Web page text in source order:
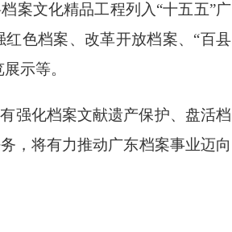
案文化精品工程列入 “十五五”广
色档案、改革开放档案、“百县
示等。
强化档案文献遗产保护、盘活档
，将有力推动广东档案事业迈向